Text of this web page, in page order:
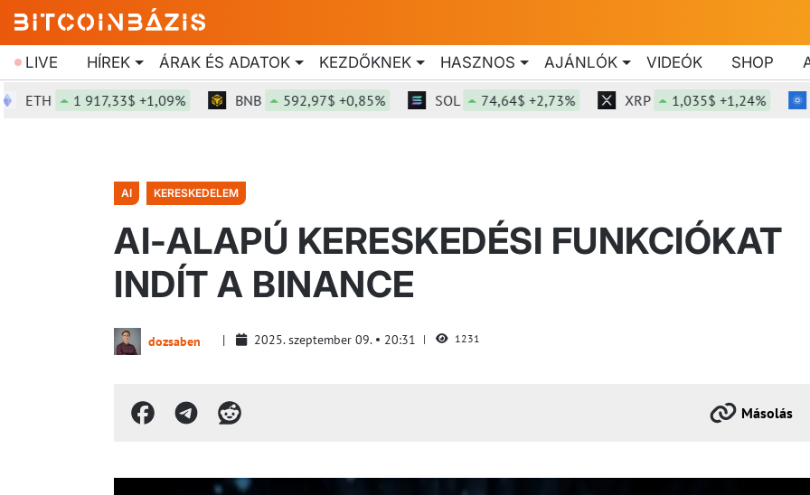
LIVE HÍREK ÁRAK ÉS ADATOK KEZDŐKNEK HASZNOS AJÁNLÓK VIDEÓK SHOP
1 917,33$ +1,09% BNB 592,97$ +0,85% SOL 74,64$ +2,73% XRP 1,035$ +1,24% ADA
AI KERESKEDELEM
AI-ALAPÚ KERESKEDÉSI FUNKCIÓKAT
INDÍT A BINANCE
dozsaben 2025. szeptember 09. 20:31 1231
Másolás